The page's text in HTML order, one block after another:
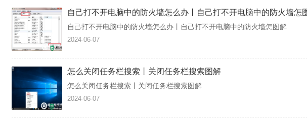
自己打不开电脑中的防火墙怎么办丨自己打不开电脑中的防火墙怎
自己打不开电脑中的防火墙怎么办丨自己打不开电脑中的防火墙怎图解
2024-06-07
怎么关闭任务栏搜索丨关闭任务栏搜索图解
怎么关闭任务栏搜索丨关闭任务栏搜索图解
2024-06-07